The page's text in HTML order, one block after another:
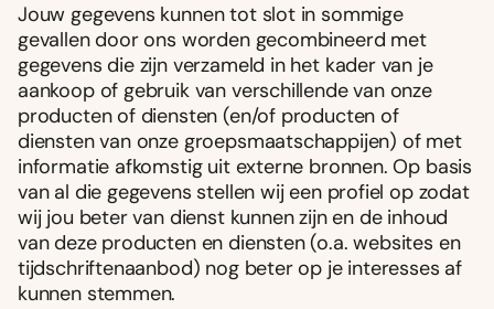
Jouw gegevens kunnen tot slot in sommige
gevallen door ons worden gecombineerd met
gegevens die zijn verzameld in het kader van je
aankoop of gebruik van verschillende van onze
producten of diensten (en/of producten of
diensten van onze groepsmaatschappijen) of met
informatie afkomstig uit externe bronnen. Op basis
van al die gegevens stellen wij een profiel op zodat
wij jou beter van dienst kunnen zijn en de inhoud
van deze producten en diensten (o.a. websites en
tijdschriftenaanbod) nog beter op je interesses af
kunnen stemmen.